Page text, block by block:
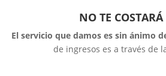
NO TE
El servicio que damos es sin ánimo
de ingresos es a través de